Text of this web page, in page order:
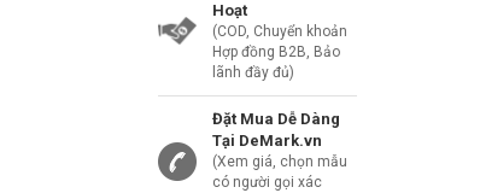
Hoạt
(COD, Chuyển khoản
Hợp đồng B2B, Bảo
lãnh đầy đủ)
Đặt Mua Dễ Dàng
Tại DeMark.vn
(Xem giá, chọn mẫu
có người gọi xác